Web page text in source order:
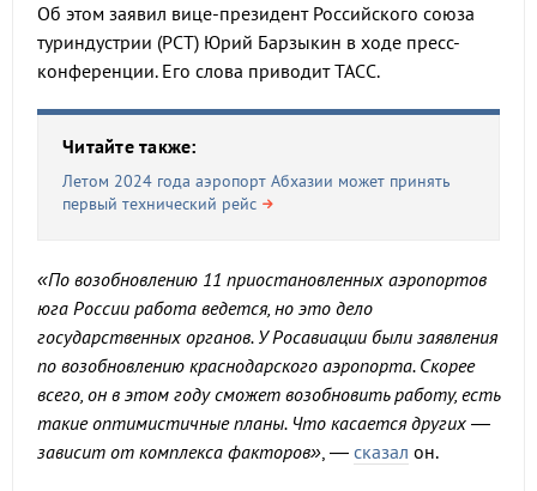
Об этом заявил вице-президент Российского союза
туриндустрии (РСТ) Юрий Барзыкин в ходе пресс-
конференции. Его слова приводит ТАСС.
Читайте также:
Летом 2024 года аэропорт Абхазии может принять
первый технический рейс
«По возобновлению 11 приостановленных аэропортов
юга России работа ведется, но это дело
государственных органов. У Росавиации были заявления
по возобновлению краснодарского аэропорта. Скорее
всего, он в этом году сможет возобновить работу, есть
такие оптимистичные планы. Что касается других —
зависит от комплекса факторов», — сказал он.